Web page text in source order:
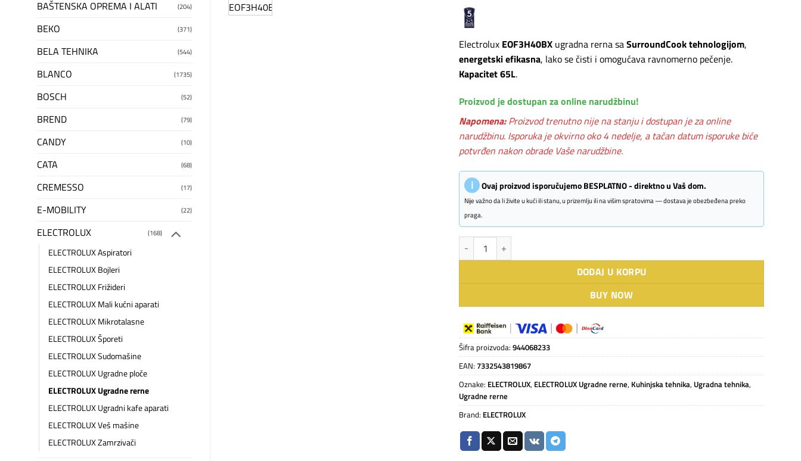
BAŠTENSKA OPREMA I ALATI (204)
BEKO (371)
BELA TEHNIKA (544)
BLANCO (1735)
BOSCH (52)
BREND (79)
CANDY (10)
CATA (68)
CREMESSO (17)
E-MOBILITY (22)
ELECTROLUX (168)
ELECTROLUX Aspiratori
ELECTROLUX Bojleri
ELECTROLUX Frižideri
ELECTROLUX Mali kućni aparati
ELECTROLUX Mikrotalasne
ELECTROLUX Šporeti
ELECTROLUX Sudomašine
ELECTROLUX Ugradne ploče
ELECTROLUX Ugradne rerne
ELECTROLUX Ugradni kafe aparati
ELECTROLUX Veš mašine
ELECTROLUX Zamrzivači
Electrolux EOF3H40BX ugradna rerna saSurroundCook tehnologijom,
energetski efikasna, lako se čisti i omogućava ravnomerno pečenje.
Kapacitet 65L.
Proizvod je dostupan za online narudžbinu!
Napomena: Proizvod trenutno nije na stanju i dostupan je za online
narudžbinu. Isporuka je okvirno oko 4 nedelje, a tačan datum isporuke biće
potvrđen nakon obrade Vaše narudžbine.
ℹ Ovaj proizvod isporučujemo BESPLATNO - direktno u Vaš dom.
Nije važno da li živite u kući ili stanu, u prizemlju ili na višim spratovima — dostava je obezbeđena preko
praga.
Electrolux ugradna multifunkcionalna rerna EOF3H40BX količina
DODAJ U KORPU
BUY NOW
Šifra proizvoda:944068233
EAN: 7332543819867
Oznake: ELECTROLUX, ELECTROLUX Ugradne rerne, Kuhinjska tehnika, Ugradna tehnika,
Ugradne rerne
Brand: ELECTROLUX